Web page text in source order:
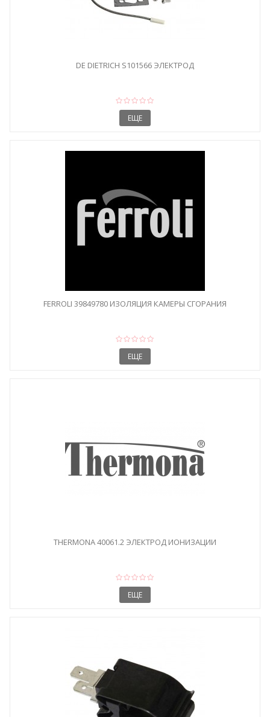
DE DIETRICH S101566 ЭЛЕКТРОД
ЕЩЕ
FERROLI 39849780 ИЗОЛЯЦИЯ КАМЕРЫ СГОРАНИЯ
ЕЩЕ
THERMONA 40061.2 ЭЛЕКТРОД ИОНИЗАЦИИ
ЕЩЕ